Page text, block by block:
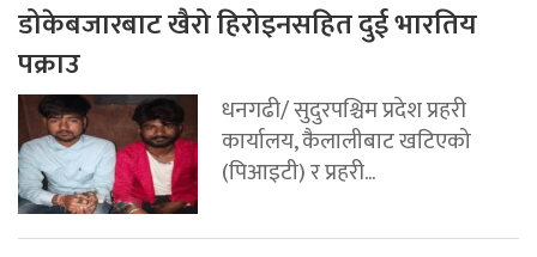
डोकेबजारबाट खैरो हिरोइनसहित दुई भारतिय
पक्राउ
धनगढी/ सुदुरपश्चिम प्रदेश प्रहरी
कार्यालय, कैलालीबाट खटिएको
(पिआइटी) र प्रहरी...